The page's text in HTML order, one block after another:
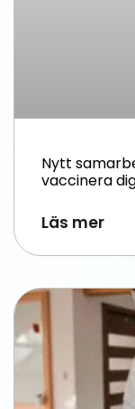
Nytt
vaccinera
Läs mer